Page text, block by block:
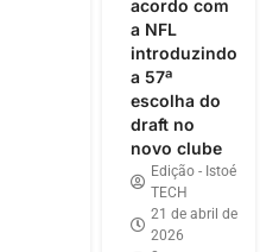
acordo com
a NFL
introduzindo
a 57ª
escolha do
draft no
novo clube
Edição - Istoé
TECH
21 de abril de
2026